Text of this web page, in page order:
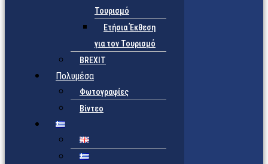
Τουρισμό
Ετήσια Έκθεση
για τον Τουρισμό
BREXIT
Πολυμέσα
Φωτογραφίες
Βίντεο